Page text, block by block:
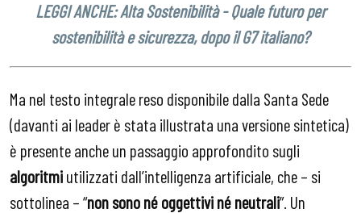
LEGGI ANCHE: Alta Sostenibilità - Quale futuro per
sostenibilità e sicurezza, dopo il G7 italiano?
Ma nel testo integrale reso disponibile dalla Santa Sede
(davanti ai leader è stata illustrata una versione sintetica)
è presente anche un passaggio approfondito sugli
algoritmiutilizzati dall’intelligenza artificiale, che – si
sottolinea – “non sono né oggettivi né neutrali”. Un